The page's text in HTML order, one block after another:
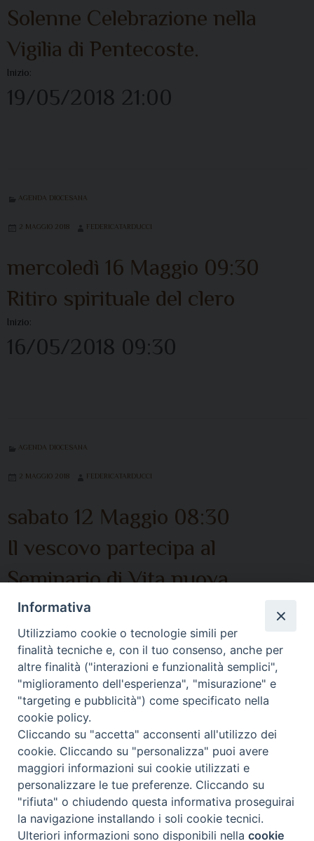
Solenne Celebrazione nella
Vigilia di Pentecoste.
Inizio:
19/05/2018 21:00
AGENDA DIOCESANA
2 MAGGIO 2018 FEDERICATARDUCCI
mercoledì 16 Maggio 09:30
Ritiro spirituale del clero
Inizio:
16/05/2018 09:30
AGENDA DIOCESANA
2 MAGGIO 2018 FEDERICATARDUCCI
sabato 12 Maggio 08:30
Il vescovo partecipa al
Seminario di Vita nuova
Inizio:
12/05/2018 08:30
Precedenti
© 2021 Diocesi di Città di Castello.
Informativa
Utilizziamo cookie o tecnologie simili per
finalità tecniche e, con il tuo consenso, anche per
altre finalità ("interazioni e funzionalità semplici",
"miglioramento dell'esperienza", "misurazione" e
"targeting e pubblicità") come specificato nella
cookie policy.
Cliccando su "accetta" acconsenti all'utilizzo dei
cookie. Cliccando su "personalizza" puoi avere
maggiori informazioni sui cookie utilizzati e
personalizzare le tue preferenze. Cliccando su
"rifiuta" o chiudendo questa informativa proseguirai
la navigazione installando i soli cookie tecnici.
Ulteriori informazioni sono disponibili nellacookie